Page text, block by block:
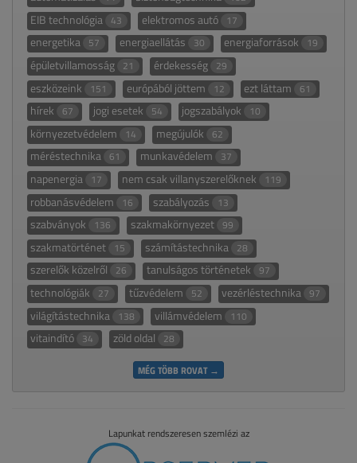
EIB technológia 43 elektromos autó 17
energetika 57 energiaellátás 30 energiaforrások 19
épületvillamosság 21 érdekesség 29
eszközeink 151 európából jöttem 12 ezt láttam 61
hírek 67 jogi esetek 54 jogszabályok 10
környezetvédelem 14 megújulók 62
méréstechnika 61 munkavédelem 37
napenergia 17 nem csak villanyszerelőknek 119
robbanásvédelem 16 szabályozás 13
szabványok 136 szakmakörnyezet 99
szakmatörténet 15 számítástechnika 28
szerelők közelről 26 tanulságos történetek 97
technológiák 27 tűzvédelem 52 vezérléstechnika 97
világítástechnika 138 villámvédelem 110
vitaindító 34 zöld oldal 28
MÉG TÖBB ROVAT →
Lapunkat rendszeresen szemlézi az